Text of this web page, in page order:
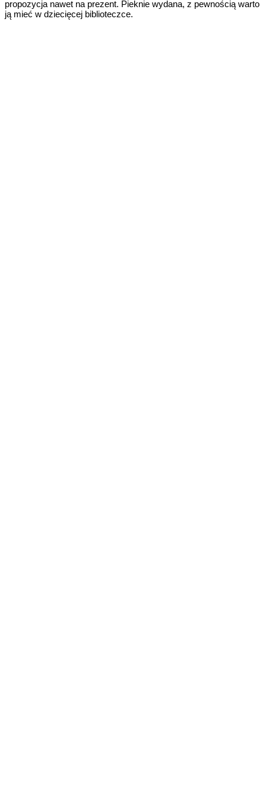
propozycja nawet na prezent. Pieknie wydana, z pewnością warto
ją mieć w dziecięcej biblioteczce.